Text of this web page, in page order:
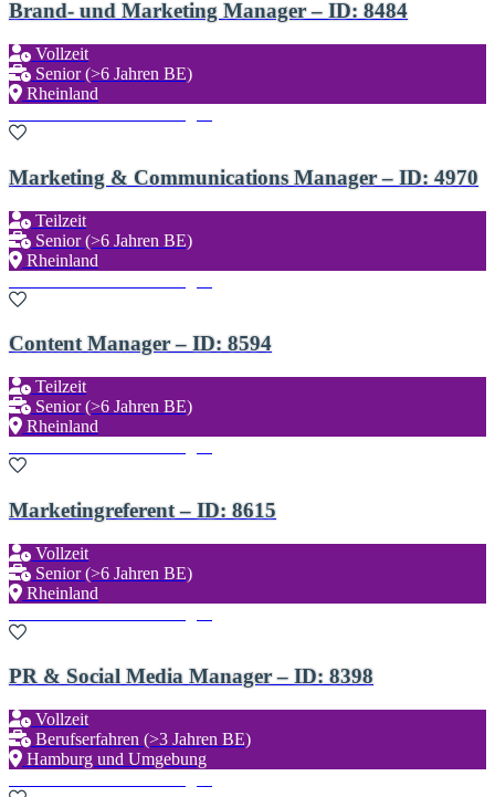
Brand- und Marketing Manager – ID: 8484
Vollzeit
Senior (>6 Jahren BE)
Rheinland
Marketing & Communications Manager – ID: 4970
Teilzeit
Senior (>6 Jahren BE)
Rheinland
Content Manager – ID: 8594
Teilzeit
Senior (>6 Jahren BE)
Rheinland
Marketingreferent – ID: 8615
Vollzeit
Senior (>6 Jahren BE)
Rheinland
PR & Social Media Manager – ID: 8398
Vollzeit
Berufserfahren (>3 Jahren BE)
Hamburg und Umgebung